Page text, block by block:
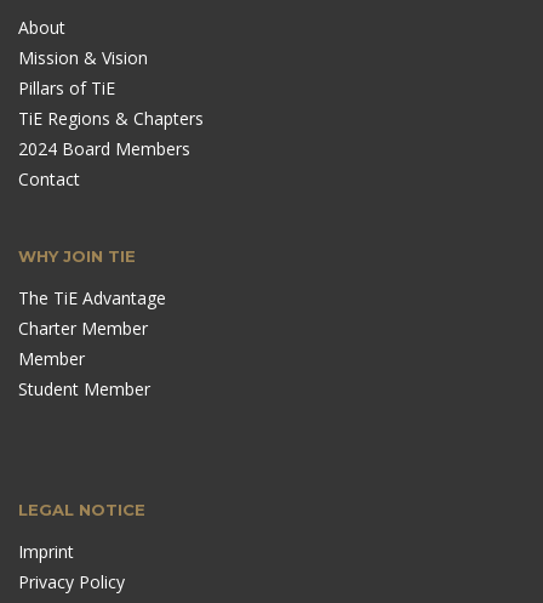
About
Mission & Vision
Pillars of TiE
TiE Regions & Chapters
2024 Board Members
Contact
WHY JOIN TIE
The TiE Advantage
Charter Member
Member
Student Member
LEGAL NOTICE
Imprint
Privacy Policy